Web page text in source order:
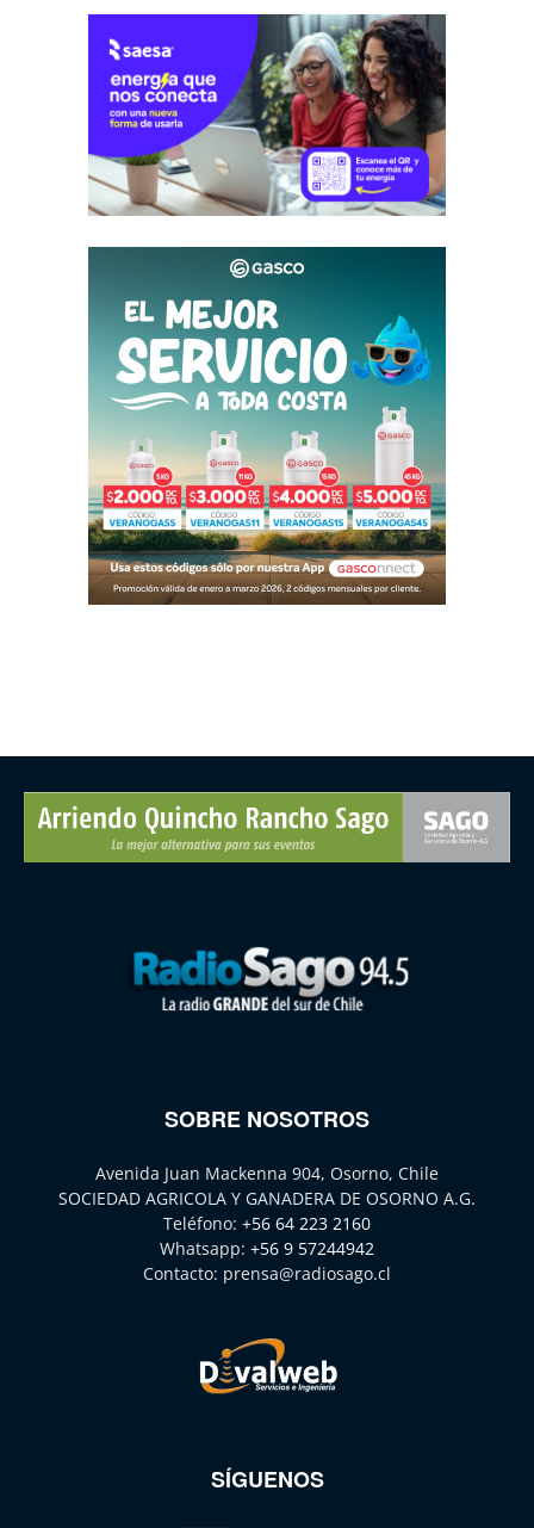
SOBRE NOSOTROS
Avenida Juan Mackenna 904, Osorno, Chile
SOCIEDAD AGRICOLA Y GANADERA DE OSORNO A.G.
Teléfono: +56 64 223 2160
Whatsapp: +56 9 57244942
Contacto: prensa@radiosago.cl
SÍGUENOS